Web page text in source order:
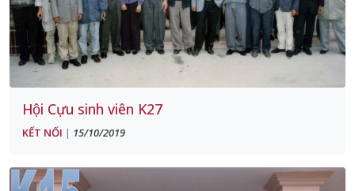
Hội Cựu sinh viên K27
KẾT NỐI | 15/10/2019